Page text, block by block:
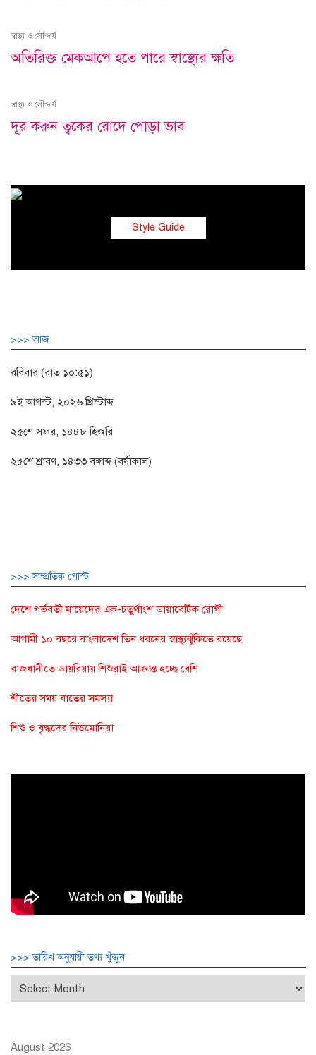
স্বাস্থ্য ও সৌন্দর্য
অতিরিক্ত মেকআপে হতে পারে স্বাস্থ্যের ক্ষতি
স্বাস্থ্য ও সৌন্দর্য
দূর করুন ত্বকের রোদে পোড়া ভাব
Style Guide
>>> আজ
রবিবার (রাত ১০:৫১)
৯ই আগস্ট, ২০২৬ খ্রিস্টাব্দ
২৫শে সফর, ১৪৪৮ হিজরি
২৫শে শ্রাবণ, ১৪৩৩ বঙ্গাব্দ (বর্ষাকাল)
>>> সাম্প্রতিক পোস্ট
দেশে গর্ভবতী মায়েদের এক-চতুর্থাংশ ডায়াবেটিক রোগী
আগামী ১০ বছরে বাংলাদেশ তিন ধরনের স্বাস্থ্যঝুঁকিতে রয়েছে
রাজধানীতে ডায়রিয়ায় শিশুরাই আক্রান্ত হচ্ছে বেশি
শীতের সময় বাতের সমস্যা
শিশু ও বৃদ্ধদের নিউমোনিয়া
>>> তারিখ অনুযায়ী তথ্য খুঁজুন
>>>
খুঁজুন
August 2026